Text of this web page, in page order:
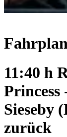
11:40 h
Sieseby
zurück